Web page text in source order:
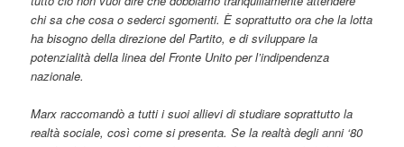
chi sa che cosa o sederci sgomenti. È soprattutto ora che la lotta
ha bisogno della direzione del Partito, e di sviluppare la
potenzialità della linea del Fronte Unito per l’indipendenza
nazionale.
Marx raccomandò a tutti i suoi allievi di studiare soprattutto la
realtà sociale, così come si presenta. Se la realtà degli anni ‘80